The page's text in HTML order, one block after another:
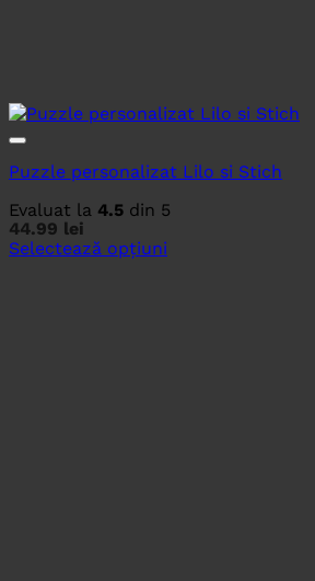
Puzzle personalizat Lilo si Stich
Evaluat la 4.5 din 5
44.99 lei
Selectează opțiuni